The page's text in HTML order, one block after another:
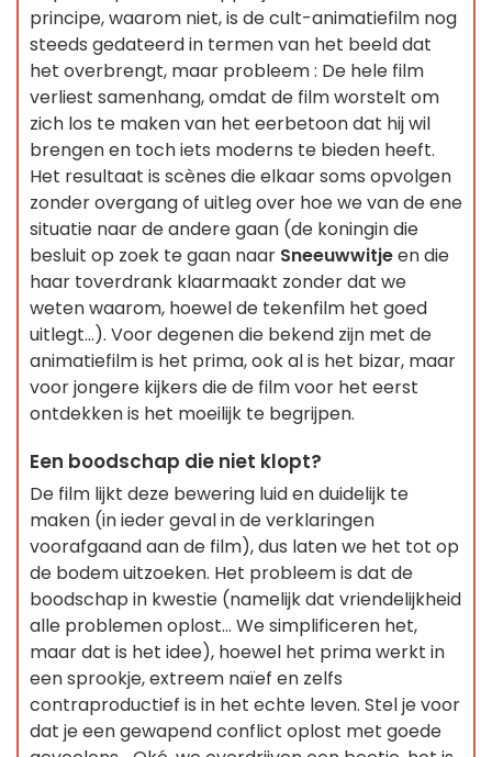
principe, waarom niet, is de cult-animatiefilm nog
steeds gedateerd in termen van het beeld dat
het overbrengt, maar probleem : De hele film
verliest samenhang, omdat de film worstelt om
zich los te maken van het eerbetoon dat hij wil
brengen en toch iets moderns te bieden heeft.
Het resultaat is scènes die elkaar soms opvolgen
zonder overgang of uitleg over hoe we van de ene
situatie naar de andere gaan (de koningin die
besluit op zoek te gaan naar Sneeuwwitjeen die
haar toverdrank klaarmaakt zonder dat we
weten waarom, hoewel de tekenfilm het goed
uitlegt...). Voor degenen die bekend zijn met de
animatiefilm is het prima, ook al is het bizar, maar
voor jongere kijkers die de film voor het eerst
ontdekken is het moeilijk te begrijpen.
Een boodschap die niet klopt?
De film lijkt deze bewering luid en duidelijk te
maken (in ieder geval in de verklaringen
voorafgaand aan de film), dus laten we het tot op
de bodem uitzoeken. Het probleem is dat de
boodschap in kwestie (namelijk dat vriendelijkheid
alle problemen oplost... We simplificeren het,
maar dat is het idee), hoewel het prima werkt in
een sprookje, extreem naïef en zelfs
contraproductief is in het echte leven. Stel je voor
dat je een gewapend conflict oplost met goede